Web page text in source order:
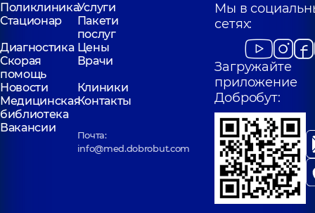
ПоликлиникаУслуги
Стационар
Пакети
послуг
Диагностика Цены
Скорая
помощь
Врачи
Новости
Клиники
Медицинская
библиотека
Контакты
Вакансии
Почта:
info@med.dobrobut.com
Мы в
сетях:
Загружайте
приложение
Добробут: